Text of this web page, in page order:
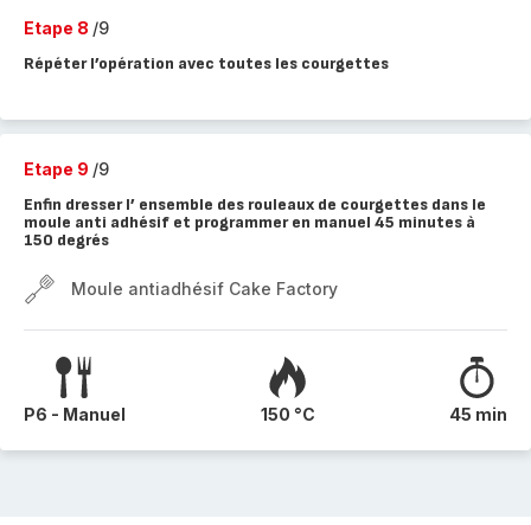
Etape 8 /9
Répéter l’opération avec toutes les courgettes
Etape 9 /9
Enfin dresser l’ ensemble des rouleaux de courgettes dans le
moule anti adhésif et programmer en manuel 45 minutes à
150 degrés
Moule antiadhésif Cake Factory
P6 - Manuel 150 °C 45 min